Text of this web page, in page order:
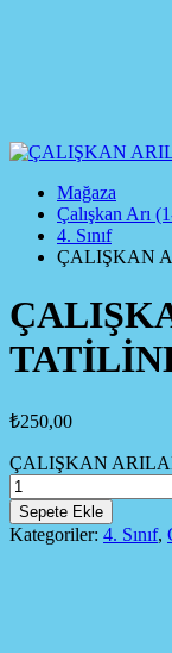
Mağaza
Çalışkan Arı
4. Sınıf
ÇALIŞKAN
₺250,00
ÇALIŞKAN
Sepete Ekle
Kategoriler: 4. Sınıf,